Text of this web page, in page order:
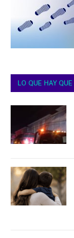
LO QUE HAY QUE